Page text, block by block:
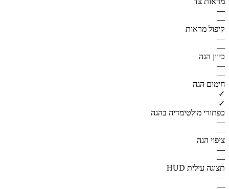
—
—
קיפול מראות
—
—
כיוון הגה
—
—
חימום הגה
✓
✓
כפתורי מולטימדיה בהגה
—
—
ציפוי הגה
—
—
תצוגה עילית HUD
—
—